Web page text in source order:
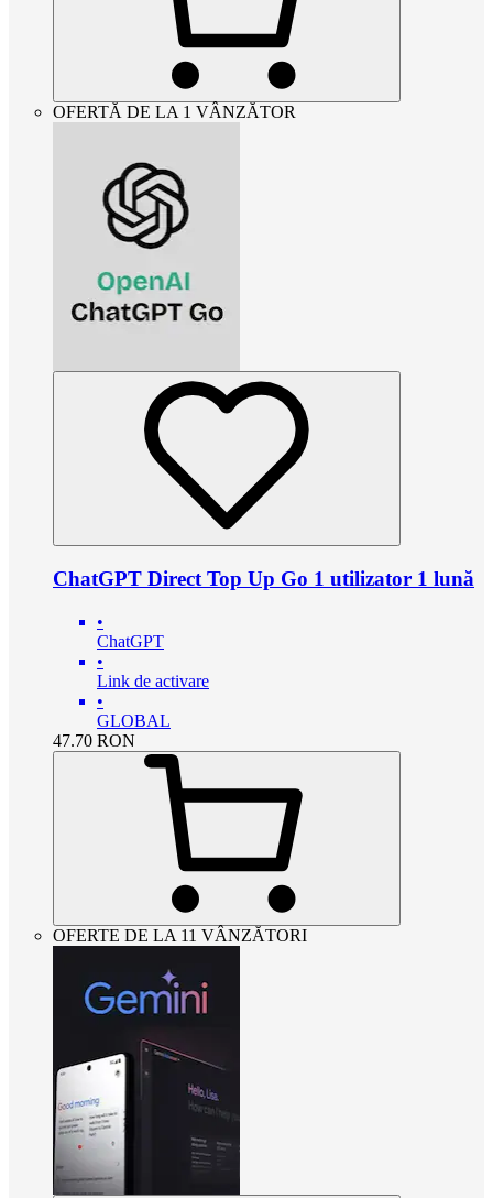
OFERTĂ DE LA 1 VÂNZĂTOR
ChatGPT Direct Top Up Go 1 utilizator 1 lună
•
ChatGPT
•
Link de activare
•
GLOBAL
47.70 RON
OFERTE DE LA 11 VÂNZĂTORI